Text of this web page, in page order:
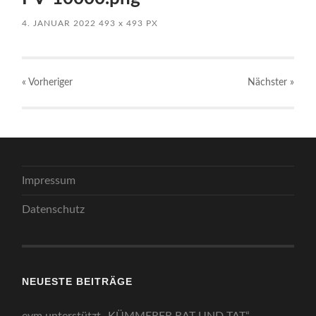
4. JANUAR 2022 493x 493 PX
« Vorheriger Nächster »
Impressum
Datenschutz
NEUESTE BEITRÄGE